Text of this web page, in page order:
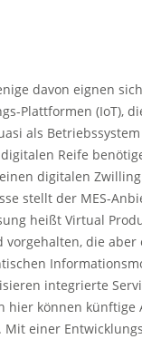
davon eignen
Plattformen (IoT),
als
Reife
digitalen
stellt der MES-
heißt Virtual
die
integrierte
hier können
einer